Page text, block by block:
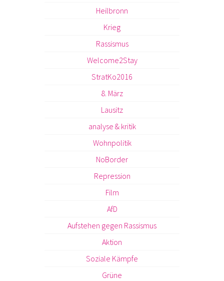
Heilbronn
Krieg
Rassismus
Welcome2Stay
StratKo2016
8. März
Lausitz
analyse & kritik
Wohnpolitik
NoBorder
Repression
Film
AfD
Aufstehen gegen Rassismus
Aktion
Soziale Kämpfe
Grüne